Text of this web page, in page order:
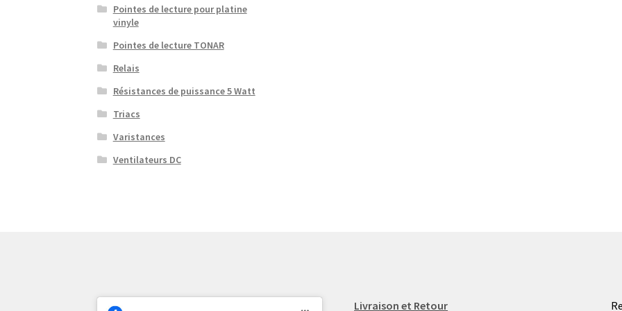
Pointes de lecture pour platine
vinyle
Pointes de lecture TONAR
Relais
Résistances de puissance 5 Watt
Triacs
Varistances
Ventilateurs DC
Livraison et Retour